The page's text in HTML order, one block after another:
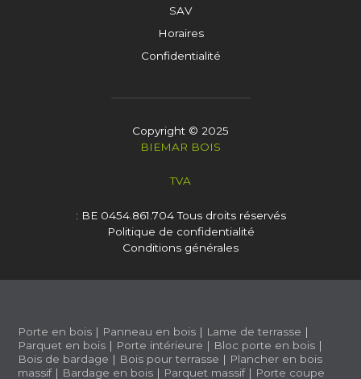
SAV
Horaires
Confidentialité
Copyright © 2025
BIEMAR BOIS
TVA
: BE 0454.861.704Tous droits réservés
Politique de confidentialité
Conditions générales
Porte en bois | Panneau en bois | Lame de terrasse |
Parquet en bois | Porte intérieure | Bloc porte en bois |
Bois de bardage | Bois pour terrasse | Plancher en bois
massif| Bardage en bois | Parquet massif| Porte coupe